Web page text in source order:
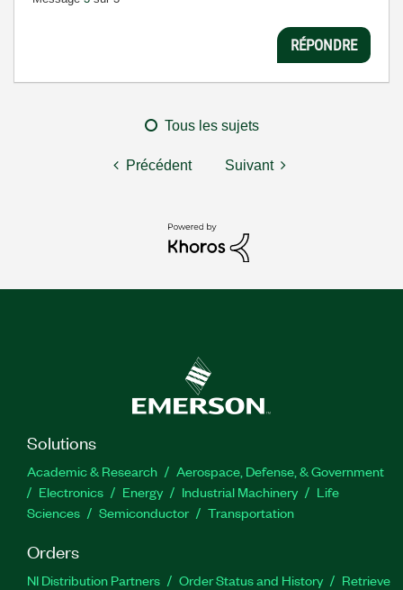
RÉPONDRE
Tous les sujets
Précédent Suivant
Solutions
Academic & Research
Aerospace, Defense, & Government
Electronics
Energy Industrial Machinery
Life
Sciences
Semiconductor Transportation
Orders
NI Distribution Partners Order Status and History
Retrieve